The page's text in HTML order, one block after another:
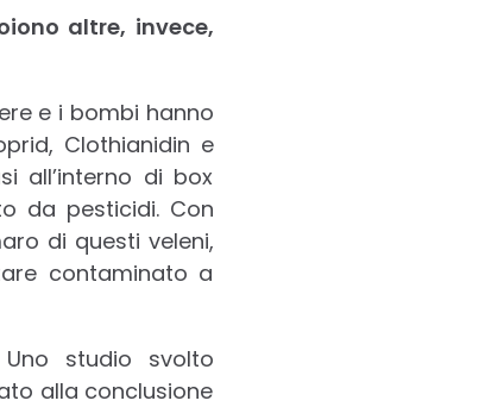
altre, invece,
e i bombi hanno
Clothianidin e
all’interno di box
da pesticidi. Con
di questi veleni,
contaminato a
studio svolto
alla conclusione